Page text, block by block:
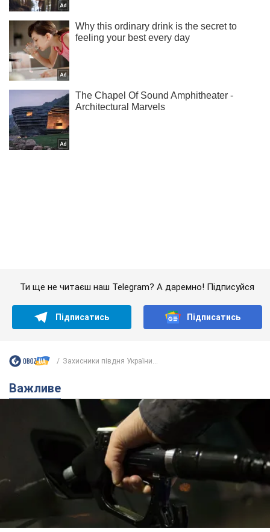
АЗС "готуються" до суттєвого підвищення цін:
українцям розповіли, чого очікувати
Як на заправках уже змінили вартість пального
7.08.2026 22:56
"Білий дім не є власністю Трампа":
суд США зупинив будівництво